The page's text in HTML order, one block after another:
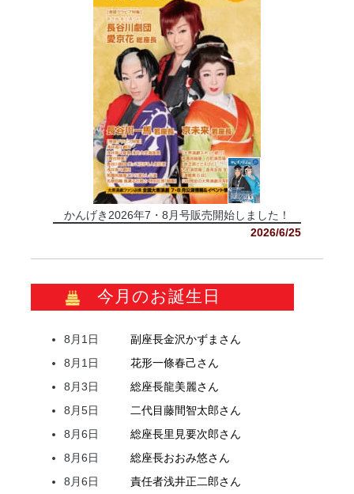
かんげき2026年7・8月号販売開始しました！
2026/6/25
今月のお誕生日
8月1日 副座長金沢かずま さん
8月1日
花形一條春己さん
8月3日
総座長龍美麗さん
8月5日
二代目藤間智太郎さん
8月6日
総座長里見要次郎さん
8月6日
総座長おおみ悠さん
8月6日
責任者浅井正二郎さん